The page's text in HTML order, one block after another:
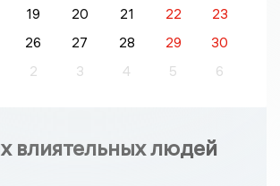
19 20 21 22
23
26 27 28 29
30
2 3 4 5 6
влиятельных людей